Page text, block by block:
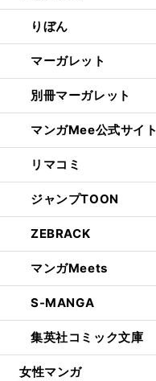
りぼん
マーガレット
別冊マーガレット
マンガMee公式サイト
リマコミ
ジャンプTOON
ZEBRACK
マンガMeets
S-MANGA
集英社コミック文庫
女性マンガ